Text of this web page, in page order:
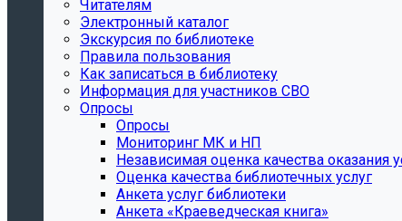
Читателям
Электронный каталог
Экскурсия по библиотеке
Правила пользования
Как записаться в библиотеку
Информация для участников СВО
Опросы
Опросы
Мониторинг МК и НП
Независимая оценка качества оказания
Оценка качества библиотечных услуг
Анкета услуг библиотеки
Анкета «Краеведческая книга»